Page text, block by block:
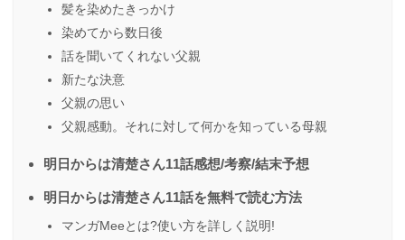
髪を染めたきっかけ
染めてから数日後
話を聞いてくれない父親
新たな決意
父親の思い
父親感動。それに対して何かを知っている母親
明日からは清楚さん11話感想/考察/結末予想
明日からは清楚さん11話を無料で読む方法
マンガMeeとは?使い方を詳しく説明!